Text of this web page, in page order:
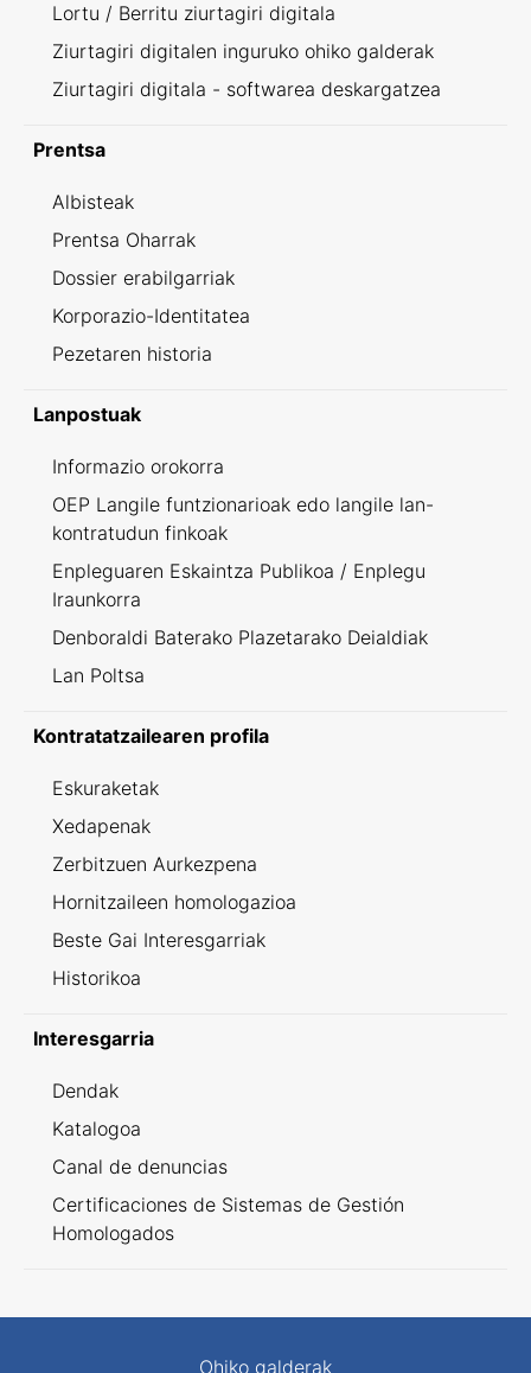
Lortu / Berritu ziurtagiri digitala
Ziurtagiri digitalen inguruko ohiko galderak
Ziurtagiri digitala - softwarea deskargatzea
Prentsa
Albisteak
Prentsa Oharrak
Dossier erabilgarriak
Korporazio-Identitatea
Pezetaren historia
Lanpostuak
Informazio orokorra
OEP Langile funtzionarioak edo langile lan-
kontratudun finkoak
Enpleguaren Eskaintza Publikoa / Enplegu
Iraunkorra
Denboraldi Baterako Plazetarako Deialdiak
Lan Poltsa
Kontratatzailearen profila
Eskuraketak
Xedapenak
Zerbitzuen Aurkezpena
Hornitzaileen homologazioa
Beste Gai Interesgarriak
Historikoa
Interesgarria
Dendak
Katalogoa
Canal de denuncias
Certificaciones de Sistemas de Gestión
Homologados
Ohiko galderak